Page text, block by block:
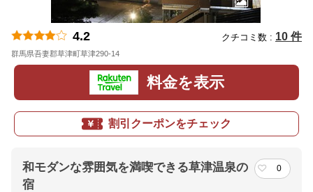
4.2 クチコミ数 : 10 件
群馬県吾妻郡草津町草津290-14
料金を表示
割引クーポンをチェック
和モダンな雰囲気を満喫できる草津温泉の
宿
0